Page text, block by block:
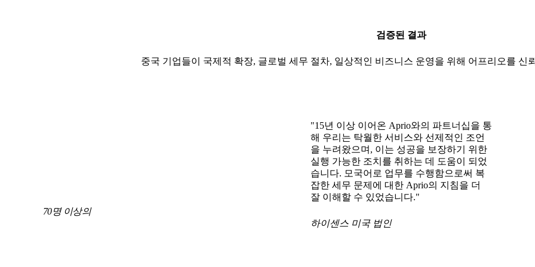
검증된 결과
중국 기업들이 국제적 확장, 글로벌 세무 절차, 일상적인 비즈니스 운영을 위해 어프리오를 신
70명 이상의
"15년 이상 이어온 Aprio와의 파트너십을 통
해 우리는 탁월한 서비스와 선제적인 조언
을 누려왔으며, 이는 성공을 보장하기 위한
실행 가능한 조치를 취하는 데 도움이 되었
습니다. 모국어로 업무를 수행함으로써 복
잡한 세무 문제에 대한 Aprio의 지침을 더
잘 이해할 수 있었습니다."
하이센스 미국 법인